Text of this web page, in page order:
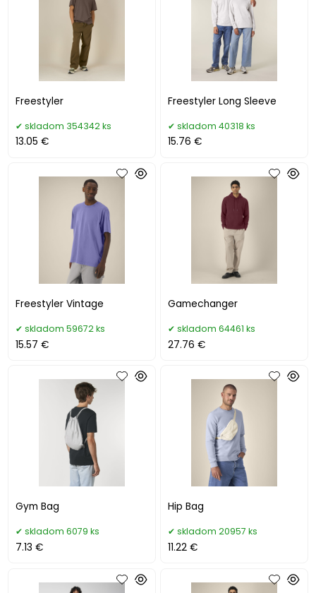
Freestyler
skladom 354342 ks
13.05 €
Freestyler Long Sleeve
skladom 40318 ks
15.76 €
Freestyler Vintage
skladom 59672 ks
15.57 €
Gamechanger
skladom 64461 ks
27.76 €
Gym Bag
skladom 6079 ks
7.13 €
Hip Bag
skladom 20957 ks
11.22 €